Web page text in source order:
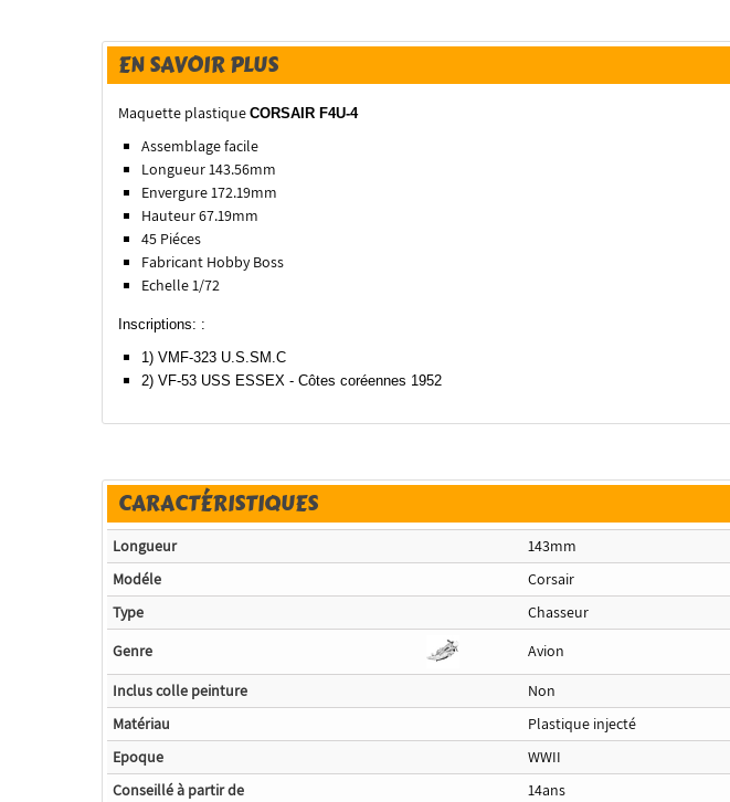
EN SAVOIR PLUS
Maquette plastiqueCORSAIR F4U-4
Assemblage facile
Longueur 143.56mm
Envergure 172.19mm
Hauteur 67.19mm
45 Piéces
Fabricant Hobby Boss
Echelle 1/72
Inscriptions: :
1) VMF-323 U.S.SM.C
2) VF-53 USS ESSEX - Côtes coréennes 1952
CARACTÉRISTIQUES
Longueur
143mm
Modéle
Corsair
Type
Chasseur
Genre
Avion
Inclus colle peinture
Non
Matériau
Plastique injecté
Epoque
WWII
Conseillé à partir de
14ans